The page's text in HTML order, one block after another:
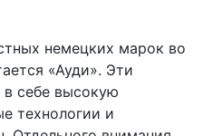
немецких марок во
«Ауди». Эти
себе высокую
технологии и